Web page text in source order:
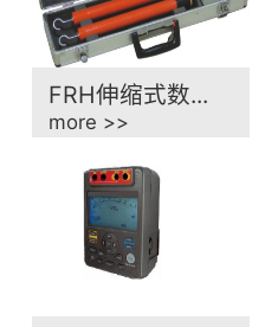
FRH伸缩式数...
more >>